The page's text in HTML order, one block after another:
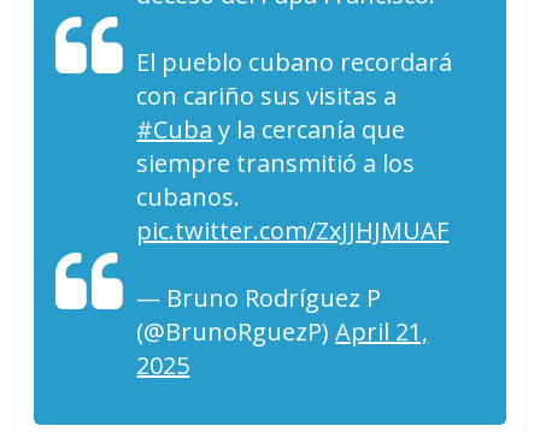
El pueblo cubano recordará
con cariño sus visitas a
#Cuba y la cercanía que
siempre transmitió a los
cubanos.
pic.twitter.com/ZxJJHJMUAF
— Bruno Rodríguez P
(@BrunoRguezP)April 21,
2025